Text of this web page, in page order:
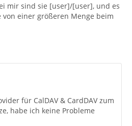
mir sind sie [user]/[user], und es
einer größeren Menge beim
für CalDAV & CardDAV zum
habe ich keine Probleme